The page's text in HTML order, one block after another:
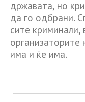
државата, но
да го одбрани.
сите криминали,
организаторите
има и ќе има.